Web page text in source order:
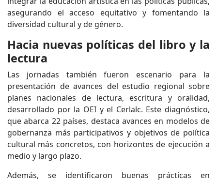
asegurando el acceso equitativo y fomentando la
diversidad cultural y de género.
Hacia nuevas políticas del libro y la
lectura
Las jornadas también fueron escenario para la
presentación de avances del estudio regional sobre
planes nacionales de lectura, escritura y oralidad,
desarrollado por la OEI y el Cerlalc. Este diagnóstico,
que abarca 22 países, destaca avances en modelos de
gobernanza más participativos y objetivos de política
cultural más concretos, con horizontes de ejecución a
medio y largo plazo.
Además, se identificaron buenas prácticas en